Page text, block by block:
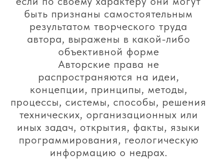
быть признаны самостоятельным
результатом творческого труда
автора, выражены в какой-либо
объективной форме
Авторские права не
распространяются на идеи,
концепции, принципы, методы,
процессы, системы, способы, решения
технических, организационных или
иных задач, открытия, факты, языки
программирования, геологическую
информацию о недрах.